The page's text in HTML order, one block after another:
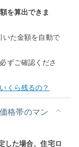
を算出できま
いた金額を自動で
ずご確認くださ
くら残るの？
格帯のマン
した場合、住宅ロ